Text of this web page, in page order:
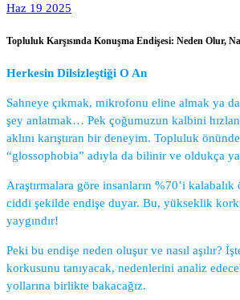
Haz 19 2025
Topluluk Karşısında Konuşma Endişesi: Neden Olur,
Herkesin Dilsizleştiği O An
Sahneye çıkmak, mikrofonu eline almak ya
şey anlatmak… Pek çoğumuzun kalbini
aklını karıştıran bir deneyim. Topluluk
“glossophobia” adıyla da bilinir ve oldukça
Araştırmalara göre insanların %70’i
ciddi şekilde endişe duyar. Bu, yükseklik
yaygındır!
Peki bu endişe neden oluşur ve nasıl aşılır?
korkusunu tanıyacak, nedenlerini analiz
yollarına birlikte bakacağız.